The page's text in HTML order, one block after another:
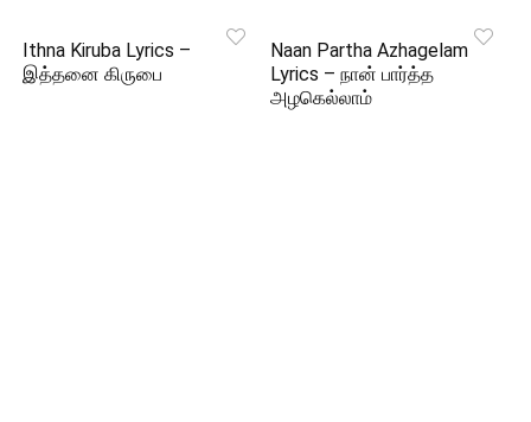
Ithna Kiruba Lyrics –
இத்தனை கிருபை
Naan Partha Azhagelam
Lyrics – நான் பார்த்த
அழகெல்லாம்